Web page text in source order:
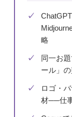
略
同一お
ール」
ロゴ・
材──仕